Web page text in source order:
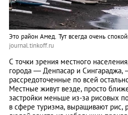
Это район Амед. Тут всегда очень
journal.tinkoff.ru
С точки зрения местного
города — Денпасар и Сингараджа,
рассредоточенные по всей
Местные живут везде, просто
застройки меньше из-за рисовых
в сфере туризма, выращивают рис,